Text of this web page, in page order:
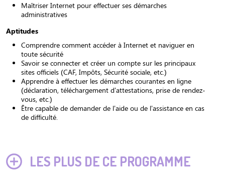
Maîtriser Internet pour effectuer ses démarches
administratives
Aptitudes
Comprendre comment accéder à Internet et naviguer en
toute sécurité
Savoir se connecter et créer un compte sur les principaux
sites officiels (CAF, Impôts, Sécurité sociale, etc.)
Apprendre à effectuer les démarches courantes en ligne
(déclaration, téléchargement d’attestations, prise de rendez-
vous, etc.)
Être capable de demander de l’aide ou de l’assistance en cas
de difficulté.
LES PLUS DE CE PROGRAMME